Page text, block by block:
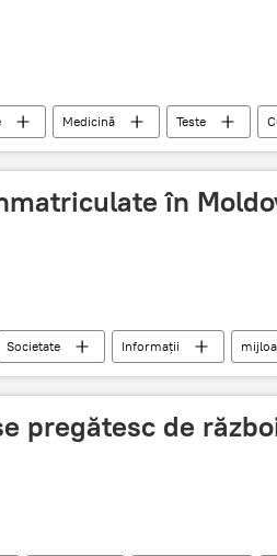
Medicină Teste
în
Societate Informații
pregătesc de